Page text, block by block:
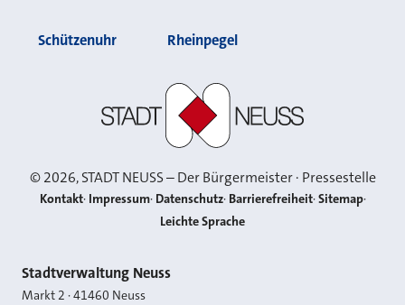
Schützenuhr Rheinpegel
©2026, STADT NEUSS – Der Bürgermeister · Pressestelle
Kontakt Impressum Datenschutz Barrierefreiheit Sitemap
Leichte Sprache
Kontakt
Stadtverwaltung Neuss
Markt 2 ·41460 Neuss